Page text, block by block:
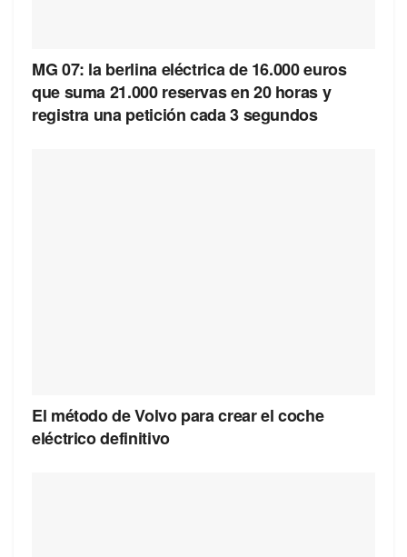
MG 07: la berlina eléctrica de 16.000 euros
que suma 21.000 reservas en 20 horas y
registra una petición cada 3 segundos
El método de Volvo para crear el coche
eléctrico definitivo